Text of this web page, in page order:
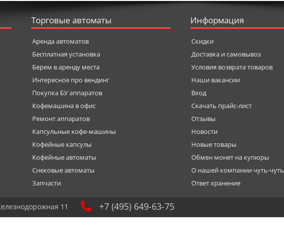
Торговые автоматы
Аренда автоматов
Бесплатная установка
Берем в аренду места
Интересное про вендинг
Покупка БУ аппаратов
Кофемашина в офис
Ремонт аппаратов
Капсульные кофе-машины
Кофейные капсулы
Кофейные автоматы
Снековые автоматы
Запчасти
Информация
Скидки
Доставка и самовывоз
Условия возврата товаров
Наши вакансии
Вход
Скачать прайс-лист
Отзывы
Новости
Новые товары
Обмен монет на купюры
О нашей компании чуть-чуть
Ответ хранение
© 2004-2026 ООО "Бариста"
Кофейные и торговые автоматы: установка, обслуживание,
11 +7 (495) 649-63-75